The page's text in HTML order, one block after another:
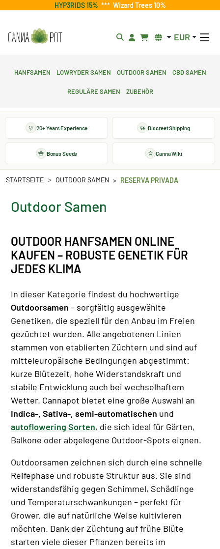
HYP3RIDS 15% *** Wizard Trees 10%
EUR
Hanfsamen Lowryder Samen Outdoor Samen CBD Samen
Reguläre Samen Zubehör
20+ Years Experience Discreet Shipping
Bonus Seeds Canna Wiki
STARTSEITE OUTDOOR SAMEN RESERVA PRIVADA
Outdoor Samen
OUTDOOR HANFSAMEN ONLINE
KAUFEN – ROBUSTE GENETIK FÜR
JEDES KLIMA
In dieser Kategorie findest du hochwertige
Outdoorsamen – sorgfältig ausgewählte
Genetiken, die speziell für den Anbau im Freien
gezüchtet wurden. Alle angebotenen Linien
stammen von etablierten Züchtern und sind auf
mitteleuropäische Bedingungen abgestimmt:
kurze Blütezeit, hohe Widerstandskraft und
stabile Entwicklung auch bei wechselhaftem
Wetter. Cannapot bietet eine große Auswahl an
Indica-, Sativa-, semi-automatischen und
autoflowering Sorten, die sich ideal für Gärten,
Balkone oder abgelegene Outdoor-Spots eignen.
Outdoorsamen zeichnen sich durch eine schnelle
Reifephase und robuste Struktur aus. Sie sind
widerstandsfähig gegen Schimmel, Schädlinge
und Temperaturschwankungen – perfekt für
Grower, die auf natürliche Weise kultivieren
möchten. Dank der Züchtung auf frühe Blüte
starten viele dieser Pflanzen bereits im